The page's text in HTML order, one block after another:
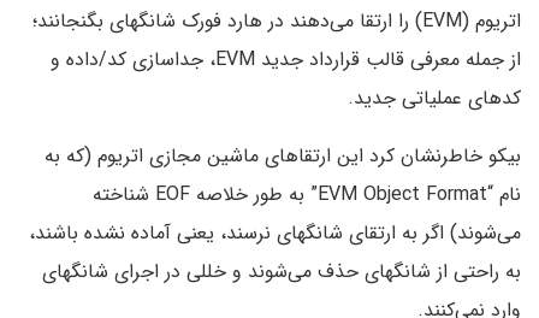
اتریوم (EVM) را ارتقا می‌دهند در هارد فورک شانگهای بگنجانند؛
از جمله معرفی قالب قرارداد جدید EVM، جداسازی کد/داده و
کدهای عملیاتی جدید.
بیکو خاطرنشان کرد این ارتقاهای ماشین مجازی اتریوم (که به
نام “EVM Object Format” به طور خلاصه EOF شناخته
می‌شوند) اگر به ارتقای شانگهای نرسند، یعنی آماده نشده باشند،
به راحتی از شانگهای حذف می‌شوند و خللی در اجرای شانگهای
وارد نمی‌کنند.